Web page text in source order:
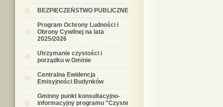
BEZPIECZEŃSTWO PUBLICZNE
Program Ochrony Ludności i
Obrony Cywilnej na lata
2025/2026
Utrzymanie czystości i
porządku w Gminie
Centralna Ewidencja
Emisyjności Budynków
Gminny punkt konsultacyjno-
informacyjny programu "Czyste